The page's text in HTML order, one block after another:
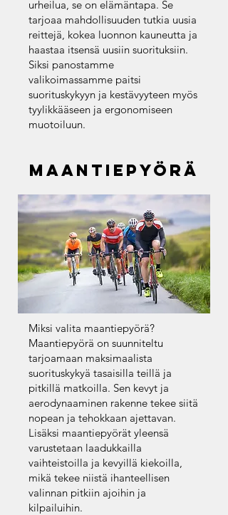
urheilua, se on elämäntapa. Se
tarjoaa mahdollisuuden tutkia uusia
reittejä, kokea luonnon kauneutta ja
haastaa itsensä uusiin suorituksiin.
Siksi panostamme
valikoimassamme paitsi
suorituskykyyn ja kestävyyteen myös
tyylikkääseen ja ergonomiseen
muotoiluun.
maantiepyörä
Miksi valita maantiepyörä?
Maantiepyörä on suunniteltu
tarjoamaan maksimaalista
suorituskykyä tasaisilla teillä ja
pitkillä matkoilla. Sen kevyt ja
aerodynaaminen rakenne tekee siitä
nopean ja tehokkaan ajettavan.
Lisäksi maantiepyörät yleensä
varustetaan laadukkailla
vaihteistoilla ja kevyillä kiekoilla,
mikä tekee niistä ihanteellisen
valinnan pitkiin ajoihin ja
kilpailuihin.